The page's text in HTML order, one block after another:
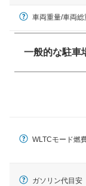
車両重量/車両総
一般的な駐車
× 長さ
WLTCモード燃
ガソリン代目安